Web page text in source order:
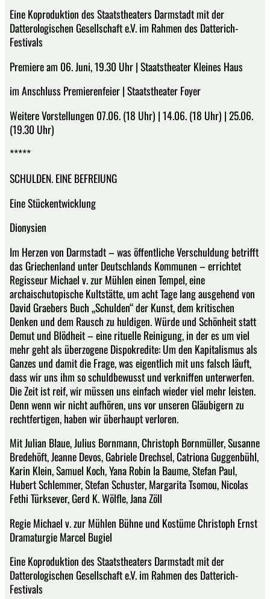
Eine Koproduktion des Staatstheaters Darmstadt mit der
Datterologischen Gesellschaft e.V. im Rahmen des Datterich-
Festivals
Premiere am 06. Juni, 19.30 Uhr | Staatstheater Kleines Haus
im Anschluss Premierenfeier | Staatstheater Foyer
Weitere Vorstellungen 07.06. (18 Uhr) | 14.06. (18 Uhr) | 25.06.
(19.30 Uhr)
*****
SCHULDEN. EINE BEFREIUNG
Eine Stückentwicklung
Dionysien
Im Herzen von Darmstadt – was öffentliche Verschuldung betrifft
das Griechenland unter Deutschlands Kommunen – errichtet
Regisseur Michael v. zur Mühlen einen Tempel, eine
archaischutopische Kultstätte, um acht Tage lang ausgehend von
David Graebers Buch „Schulden“ der Kunst, dem kritischen
Denken und dem Rausch zu huldigen. Würde und Schönheit statt
Demut und Blödheit – eine rituelle Reinigung, in der es um viel
mehr geht als überzogene Dispokredite: Um den Kapitalismus als
Ganzes und damit die Frage, was eigentlich mit uns falsch läuft,
dass wir uns ihm so schuldbewusst und verkniffen unterwerfen.
Die Zeit ist reif, wir müssen uns einfach wieder viel mehr leisten.
Denn wenn wir nicht aufhören, uns vor unseren Gläubigern zu
rechtfertigen, haben wir überhaupt verloren.
Mit Julian Blaue, Julius Bornmann, Christoph Bornmüller, Susanne
Bredehöft, Jeanne Devos, Gabriele Drechsel, Catriona Guggenbühl,
Karin Klein, Samuel Koch, Yana Robin la Baume, Stefan Paul,
Hubert Schlemmer, Stefan Schuster, Margarita Tsomou, Nicolas
Fethi Türksever, Gerd K. Wölfle, Jana Zöll
Regie Michael v. zur Mühlen Bühne und Kostüme Christoph Ernst
Dramaturgie Marcel Bugiel
Eine Koproduktion des Staatstheaters Darmstadt mit der
Datterologischen Gesellschaft e.V. im Rahmen des Datterich-
Festivals